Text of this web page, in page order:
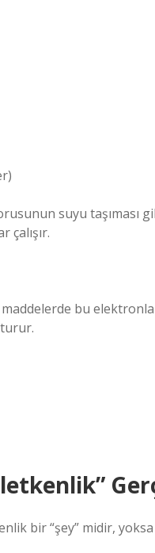
suyu taşıması
bu
bir “şey” midir, yoksa